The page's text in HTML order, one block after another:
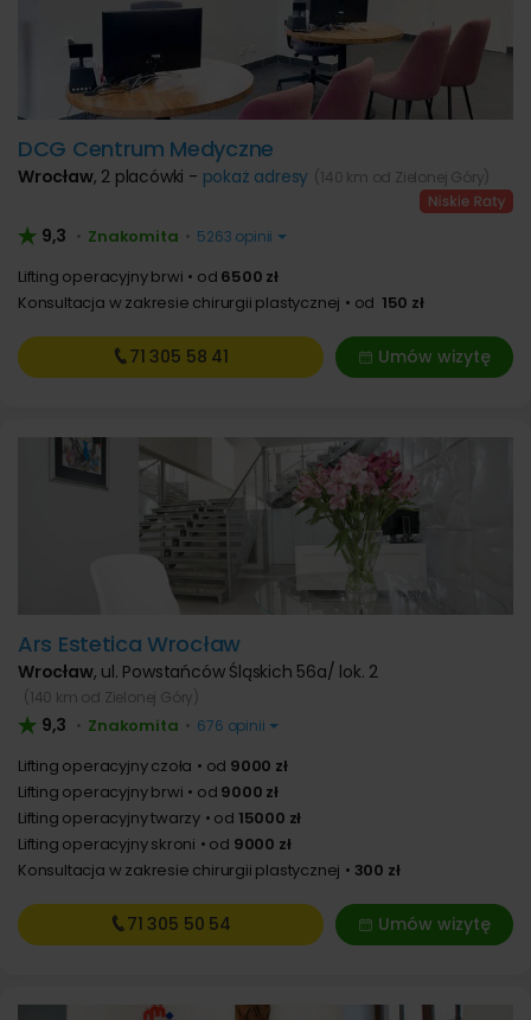
DCG Centrum Medyczne
Wrocław, 2 placówki - pokaż adresy (140 km od Zielonej Góry)
9,3 • Znakomita • 5263 opinii
Lifting operacyjny brwi od 6500 zł
Konsultacja w zakresie chirurgii plastycznej
od 150 zł
Umów wizytę
71 305 58 41
Ars Estetica Wrocław
Wrocław, ul. Powstańców Śląskich 56a/ lok. 2
(140 km od Zielonej Góry)
9,3 • Znakomita • 676 opinii
Lifting operacyjny czoła od 9000 zł
Lifting operacyjny brwi
od 9000 zł
Lifting operacyjny twarzy
od 15000 zł
Lifting operacyjny skroni
od 9000 zł
Konsultacja w zakresie chirurgii plastycznej
300 zł
Umów wizytę
71 305 50 54